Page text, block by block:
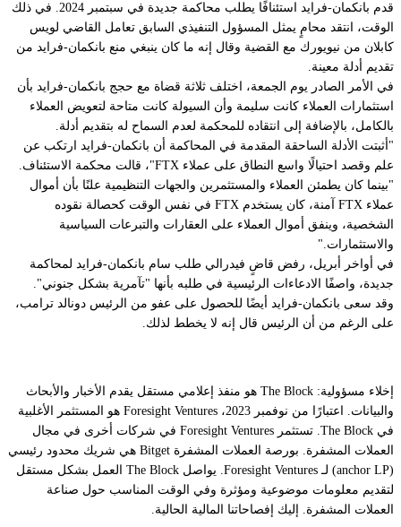
قدم بانكمان-فرايد استئنافًا يطلب محاكمة جديدة في سبتمبر 2024. في ذلك
الوقت، انتقد محامٍ يمثل المسؤول التنفيذي السابق تعامل القاضي لويس
كابلان من نيويورك مع القضية وقال إنه ما كان ينبغي منع بانكمان-فرايد من
تقديم أدلة معينة.
في الأمر الصادر يوم الجمعة، اختلف ثلاثة قضاة مع حجج بانكمان-فرايد بأن
استثمارات العملاء كانت سليمة وأن السيولة كانت متاحة لتعويض العملاء
بالكامل، بالإضافة إلى انتقاده للمحكمة لعدم السماح له بتقديم أدلة.
"أثبتت الأدلة الساحقة المقدمة في المحاكمة أن بانكمان-فرايد ارتكب عن
علم وقصد احتيالًا واسع النطاق على عملاء FTX"، قالت محكمة الاستئناف.
"بينما كان يطمئن العملاء والمستثمرين والجهات التنظيمية علنًا بأن أموال
عملاء FTX آمنة، كان يستخدم FTX في نفس الوقت كحصالة نقوده
الشخصية، وينفق أموال العملاء على العقارات والتبرعات السياسية
والاستثمارات."
في أواخر أبريل، رفض قاضٍ فيدرالي طلب سام بانكمان-فرايد لمحاكمة
جديدة، واصفًا الادعاءات الرئيسية في طلبه بأنها "تآمرية بشكل جنوني".
وقد سعى بانكمان-فرايد أيضًا للحصول على عفو من الرئيس دونالد ترامب،
على الرغم من أن الرئيس قال إنه لا يخطط لذلك.
إخلاء مسؤولية: The Block هو منفذ إعلامي مستقل يقدم الأخبار والأبحاث
والبيانات. اعتبارًا من نوفمبر 2023، Foresight Ventures هو المستثمر الأغلبية
في The Block. تستثمر Foresight Ventures في شركات أخرى في مجال
العملات المشفرة. بورصة العملات المشفرة Bitget هي شريك محدود رئيسي
(anchor LP) لـ Foresight Ventures. يواصل The Block العمل بشكل مستقل
لتقديم معلومات موضوعية ومؤثرة وفي الوقت المناسب حول صناعة
العملات المشفرة. إليك إفصاحاتنا المالية الحالية.